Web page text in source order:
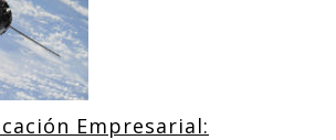
Empresarial: